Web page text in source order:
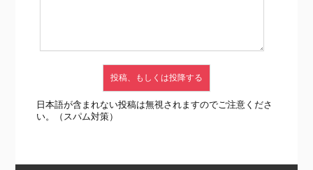
日本語が含まれない投稿は無視されますのでご注意くださ
い。（スパム対策）